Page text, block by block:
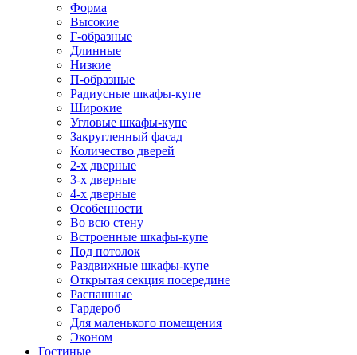
Форма
Высокие
Г-образные
Длинные
Низкие
П-образные
Радиусные шкафы-купе
Широкие
Угловые шкафы-купе
Закругленный фасад
Количество дверей
2-х дверные
3-х дверные
4-х дверные
Особенности
Во всю стену
Встроенные шкафы-купе
Под потолок
Раздвижные шкафы-купе
Открытая секция посередине
Распашные
Гардероб
Для маленького помещения
Эконом
Гостиные